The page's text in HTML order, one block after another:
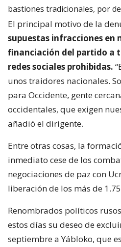
bastiones tradicionales, por
El principal motivo de la
supuestas infracciones en
financiación del partido a
redes sociales prohibidas.
unos traidores nacionales.
para Occidente, gente
occidentales, que exigen
añadió el dirigente.
Entre otras cosas, la
inmediato cese de los
negociaciones de paz con
liberación de los más de
Renombrados políticos
estos días su deseo de
septiembre a Yábloko, que